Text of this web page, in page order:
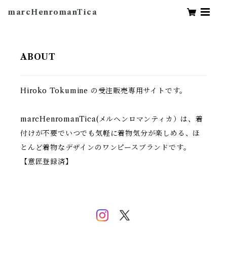
marcHenromanTica
ABOUT
Hiroko Tokumine の受注販売専用サイトです。
marcHenromanTica(メルヘンロマンティカ）は、着
付けが不要でいつでも気軽に着物気分が楽しめる、ほ
とんど着物なデザインのワンピースブランドです。
【意匠登録済】